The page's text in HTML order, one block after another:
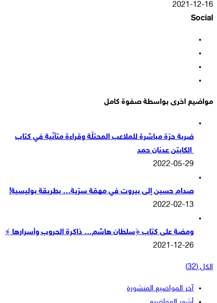
2021-12-16
Social
مواضيع اخرى بواسطة صفوة كامل
ضربة حرّة مباشرة للملاعب المحتلّة وقراءة متأنّية في كتاب
الكابتن عدنان حمد
2022-05-29
صدام حسين إلى بيروت في مهمّة سرّية… بطريقة بوليسية!
2022-02-13
ومضة على كتاب ﴿سلطان هاشم… ذاكرة الحروب وأسرارها ﴾
2021-12-26
الكل (32)
آخر المواضيع المنشورة